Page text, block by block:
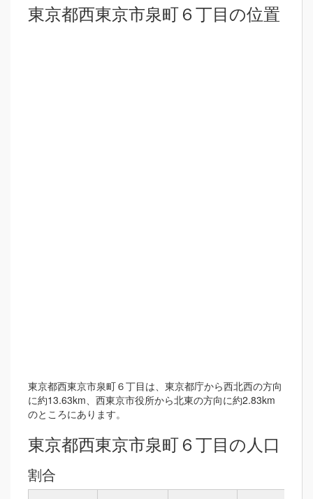
東京都西東京市泉町６丁目の位置
東京都西東京市泉町６丁目は、東京都庁から西北西の方向
に約13.63km、西東京市役所から北東の方向に約2.83km
のところにあります。
東京都西東京市泉町６丁目の人口
割合